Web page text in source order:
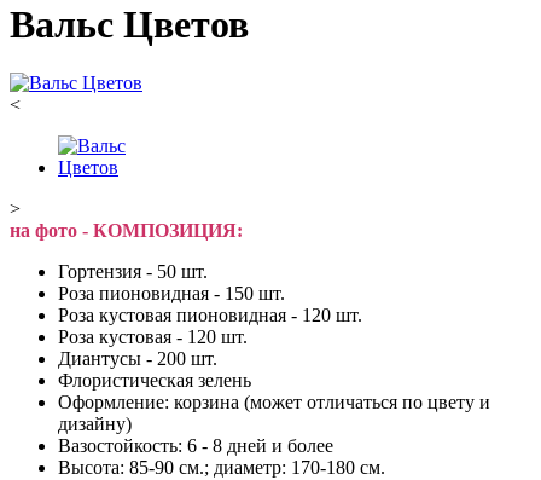
Вальс Цветов
<
>
на фото - КОМПОЗИЦИЯ:
Гортензия - 50 шт.
Роза пионовидная - 150 шт.
Роза кустовая пионовидная - 120 шт.
Роза кустовая - 120 шт.
Диантусы - 200 шт.
Флористическая зелень
Оформление: корзина (может отличаться по цвету и
дизайну)
Вазостойкость: 6 - 8 дней и более
Высота: 85-90 см.; диаметр: 170-180 см.